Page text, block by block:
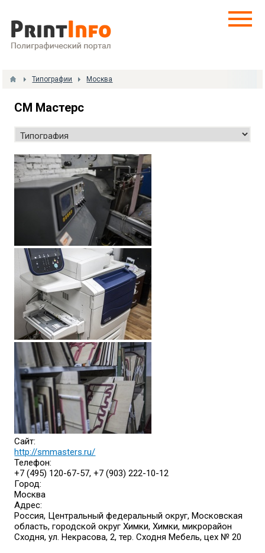
Типографии Москва
СМ Мастерс
Сайт:
http://smmasters.ru/
Телефон:
+7 (495) 120-67-57, +7 (903) 222-10-12
Город:
Москва
Адрес:
Россия, Центральный федеральный округ, Московская
область, городской округ Химки, Химки, микрорайон
Сходня, ул. Некрасова, 2, тер. Сходня Мебель, цех № 20